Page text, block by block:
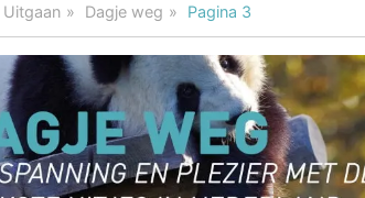
Uitgaan Dagje weg Pagina 3